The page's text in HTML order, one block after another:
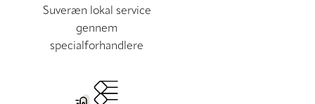
Suveræn lokal service
gennem
specialforhandlere